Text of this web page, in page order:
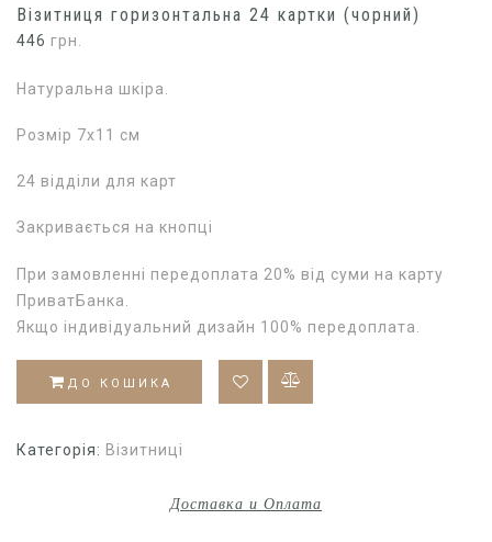
Візитниця горизонтальна 24 картки (чорний)
446 грн.
Натуральна шкіра.
Розмір 7х11 см
24 відділи для карт
Закривається на кнопці
При замовленні передоплата 20% від суми на карту
ПриватБанка.
Якщо індивідуальний дизайн 100% передоплата.
ДО КОШИКА
Категорія: Візитниці
Доставка и Оплата